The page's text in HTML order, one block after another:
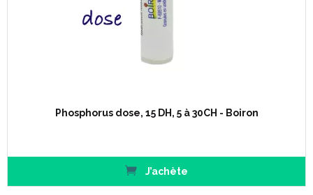
Phosphorus dose, 15 DH, 5 à 30CH - Boiron
J’achète